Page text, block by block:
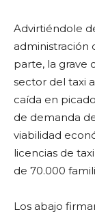
Advirtiéndole
administración
parte, la grave
sector del taxi
caída en
de demanda
viabilidad
licencias de
de 70.000
Los abajo